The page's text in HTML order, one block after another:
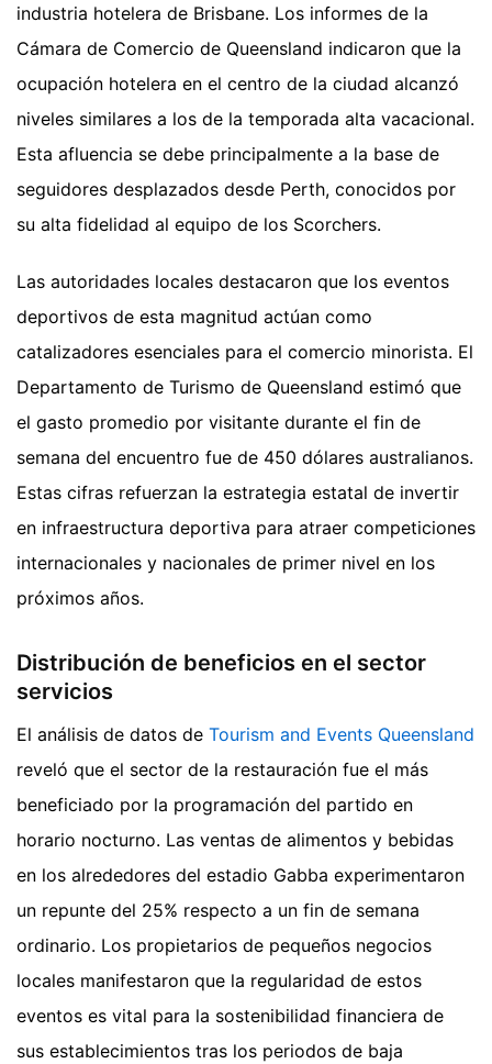
industria hotelera de Brisbane. Los informes de la
Cámara de Comercio de Queensland indicaron que la
ocupación hotelera en el centro de la ciudad alcanzó
niveles similares a los de la temporada alta vacacional.
Esta afluencia se debe principalmente a la base de
seguidores desplazados desde Perth, conocidos por
su alta fidelidad al equipo de los Scorchers.
Las autoridades locales destacaron que los eventos
deportivos de esta magnitud actúan como
catalizadores esenciales para el comercio minorista. El
Departamento de Turismo de Queensland estimó que
el gasto promedio por visitante durante el fin de
semana del encuentro fue de 450 dólares australianos.
Estas cifras refuerzan la estrategia estatal de invertir
en infraestructura deportiva para atraer competiciones
internacionales y nacionales de primer nivel en los
próximos años.
Distribución de beneficios en el sector
servicios
El análisis de datos de Tourism and Events Queensland
reveló que el sector de la restauración fue el más
beneficiado por la programación del partido en
horario nocturno. Las ventas de alimentos y bebidas
en los alrededores del estadio Gabba experimentaron
un repunte del 25% respecto a un fin de semana
ordinario. Los propietarios de pequeños negocios
locales manifestaron que la regularidad de estos
eventos es vital para la sostenibilidad financiera de
sus establecimientos tras los periodos de baja